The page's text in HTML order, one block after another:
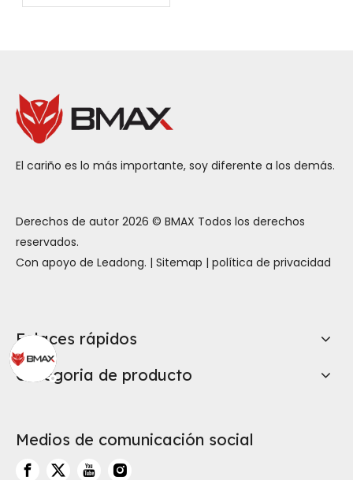
adecuada para mí?
El cariño es lo más importante, soy diferente a los demás.
Derechos de autor 2026 © BMAX Todos los derechos
reservados.
Con apoyo de Leadong. | Sitemap | política de privacidad
Enlaces rápidos
Categoria de producto
Medios de comunicación social